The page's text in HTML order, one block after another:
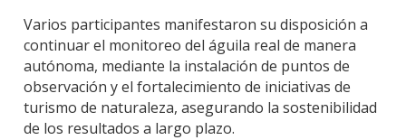
Varios participantes manifestaron su disposición a
continuar el monitoreo del águila real de manera
autónoma, mediante la instalación de puntos de
observación y el fortalecimiento de iniciativas de
turismo de naturaleza, asegurando la sostenibilidad
de los resultados a largo plazo.